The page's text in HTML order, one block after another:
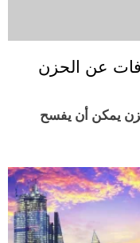
توداي»: 5 خرافات عن الحزن
يمكن أن يفسح